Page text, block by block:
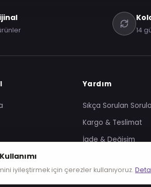
14
Yardım
Sıkça Sorulan
Kargo & Teslimat
İade & Değişim
iyileştirmek için çerezler kullanıyoruz.